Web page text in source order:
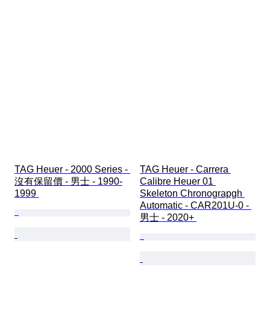
TAG Heuer - 2000 Series -
沒有保留價 - 男士 - 1990-
1999
TAG Heuer - Carrera
Calibre Heuer 01
Skeleton Chronograpgh
Automatic - CAR201U-0 -
男士 - 2020+